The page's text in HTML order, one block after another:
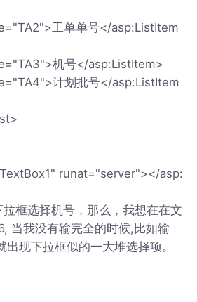
工单单号</asp:ListItem
机号</asp:ListItem>
计划批号</asp:ListItem
runat="server"></asp:
框选择机号，那么，我想在在文
当我没有输完全的时候,比如输
现下拉框似的一大堆选择项。